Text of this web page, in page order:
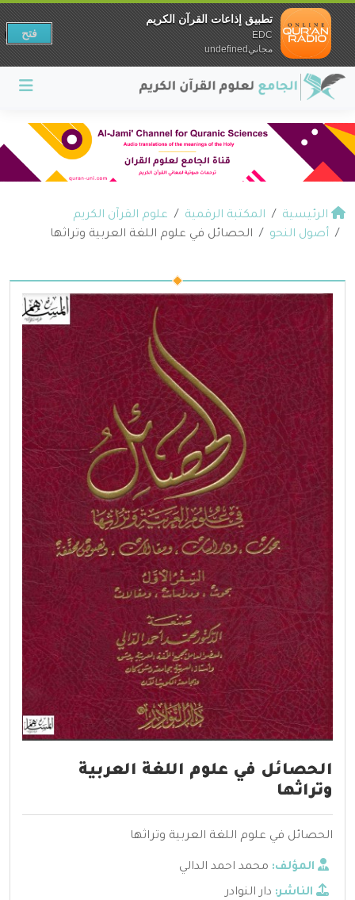
الرئيسية المكتبة الرقمية
علوم القرآن الكريم
أصول النحو
الحصائل في علوم اللغة العربية وتراثها
الحصائل في علوم اللغة العربية
وتراثها
الحصائل في علوم اللغة العربية وتراثها
المؤلف: محمد احمد الدالي
الناشر: دار النوادر
تطبيق إذاعات القرآن الكريم
EDC
مجانيundefined
فتح